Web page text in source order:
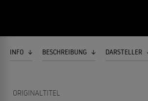
INFO BESCHREIBUNG DARSTELLER
ORIGINALTITEL